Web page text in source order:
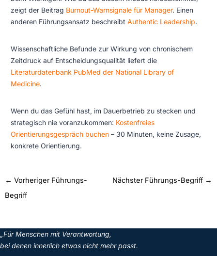
zeigt der Beitrag Burnout-Warnsignale für Manager. Einen
anderen Führungsansatz beschreibt Authentic Leadership.
Wissenschaftliche Befunde zur Wirkung von chronischem
Zeitdruck auf Entscheidungsqualität liefert die
Literaturdatenbank PubMed der National Library of
Medicine.
Wenn du das Gefühl hast, im Dauerbetrieb zu stecken und
strategisch nie voranzukommen: Kostenfreies
Orientierungsgespräch buchen– 30 Minuten, keine Zusage,
konkrete Orientierung.
← Vorheriger Führungs-
Begriff
Nächster Führungs-Begriff →
„Für Menschen mit Verantwortung,
bei denen innerlich etwas nicht mehr passt.